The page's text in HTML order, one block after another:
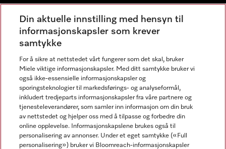
Miele Experience Center Nesbru
Miele Outlet Nesbru
Nyhetsbrev
Din aktuelle innstilling med hensyn til
informasjonskapsler som krever
samtykke
For å sikre at nettstedet vårt fungerer som det skal, bruker
Miele viktige informasjonskapsler. Med ditt samtykke bruker vi
også ikke-essensielle informasjonskapsler og
sporingsteknologier til markedsførings- og analyseformål,
inkludert tredjeparts informasjonskapsler fra våre partnere og
tjenesteleverandører, som samler inn informasjon om din bruk
av nettstedet og hjelper oss med å tilpasse og forbedre din
online opplevelse. Informasjonskapslene brukes også til
personalisering av annonser. Under et eget samtykke («Full
personalisering») bruker vi Bloomreach-informasjonskapsler